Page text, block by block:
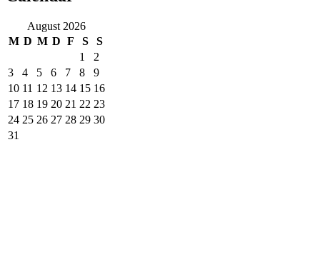
August 2026
M D M D F S
S
1
2
3
4 5 6 7 8
9
10 11 12 13 14 15 16
17 18 19 20 21 22 23
24 25 26 27 28 29 30
31